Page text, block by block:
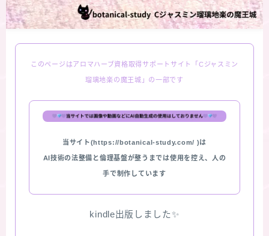
このページはアロマハーブ資格取得サポートサイト「Cジャスミン
瑠璃地楽の魔王城」の一部です
当サイト(https://botanical-study.com/ )は
AI技術の法整備と倫理基盤が整うまでは使用を控え、人の
手で制作しています
kindle出版しました✨